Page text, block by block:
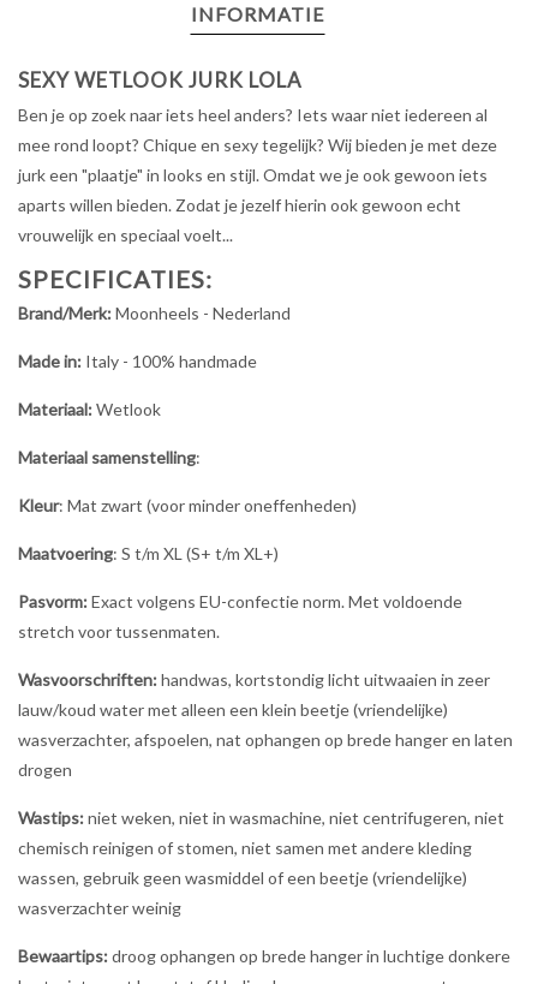
INFORMATIE
SEXY WETLOOK JURK LOLA
Ben je op zoek naar iets heel anders? Iets waar niet iedereen al
mee rond loopt? Chique en sexy tegelijk? Wij bieden je met deze
jurk een "plaatje" in looks en stijl. Omdat we je ook gewoon iets
aparts willen bieden. Zodat je jezelf hierin ook gewoon echt
vrouwelijk en speciaal voelt...
SPECIFICATIES:
Brand/Merk:Moonheels - Nederland
Made in: Italy - 100% handmade
Materiaal:Wetlook
Materiaal samenstelling:
Kleur: Mat zwart (voor minder oneffenheden)
Maatvoering: S t/m XL (S+ t/m XL+)
Pasvorm:Exact volgens EU-confectie norm. Met voldoende
stretch voor tussenmaten.
Wasvoorschriften:handwas, kortstondig licht uitwaaien in zeer
lauw/koud water met alleen een klein beetje (vriendelijke)
wasverzachter, afspoelen, nat ophangen op brede hanger en laten
drogen
Wastips:niet weken, niet in wasmachine, niet centrifugeren, niet
chemisch reinigen of stomen, niet samen met andere kleding
wassen, gebruik geen wasmiddel of een beetje (vriendelijke)
wasverzachter weinig
Bewaartips:droog ophangen op brede hanger in luchtige donkere